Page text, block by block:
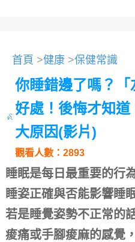
首頁 >健康 >保健常識
你睡錯邊了嗎？
好處！後悔才知
大原因(影片)
觀看人數：2893
睡眠是每日最重要的行
睡姿正確與否能影響睡
若是睡覺姿勢不正常的
痠痛或手腳痠麻的感覺，